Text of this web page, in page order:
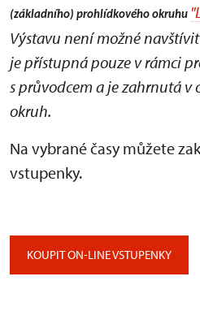
(základního) prohlídkového okruhu
Výstavu není možné
je přístupná pouze v rámci
s průvodcem a je zahrnutá v
okruh.
Na vybrané časy můžete
vstupenky.
KOUPIT ON-LINE VSTUPENKY